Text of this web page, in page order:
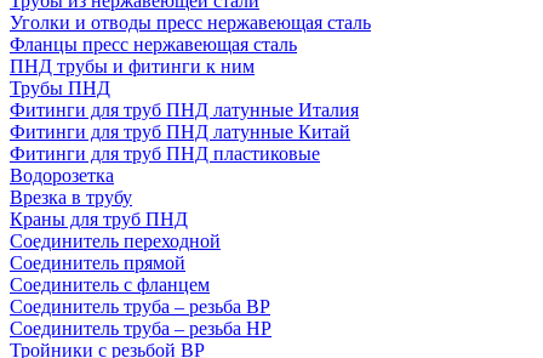
Уголки и отводы пресс нержавеющая сталь
Фланцы пресс нержавеющая сталь
ПНД трубы и фитинги к ним
Трубы ПНД
Фитинги для труб ПНД латунные Италия
Фитинги для труб ПНД латунные Китай
Фитинги для труб ПНД пластиковые
Водорозетка
Врезка в трубу
Краны для труб ПНД
Соединитель переходной
Соединитель прямой
Соединитель с фланцем
Соединитель труба – резьба ВР
Соединитель труба – резьба НР
Тройники с резьбой ВР